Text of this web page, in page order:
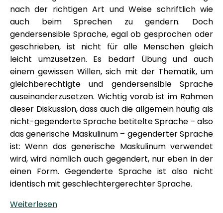
nach der richtigen Art und Weise schriftlich wie
auch beim Sprechen zu gendern. Doch
gendersensible Sprache, egal ob gesprochen oder
geschrieben, ist nicht für alle Menschen gleich
leicht umzusetzen. Es bedarf Übung und auch
einem gewissen Willen, sich mit der Thematik, um
gleichberechtigte und gendersensible Sprache
auseinanderzusetzen. Wichtig vorab ist im Rahmen
dieser Diskussion, dass auch die allgemein häufig als
nicht-gegenderte Sprache betitelte Sprache – also
das generische Maskulinum – gegenderter Sprache
ist: Wenn das generische Maskulinum verwendet
wird, wird nämlich auch gegendert, nur eben in der
einen Form. Gegenderte Sprache ist also nicht
identisch mit geschlechtergerechter Sprache.
Weiterlesen